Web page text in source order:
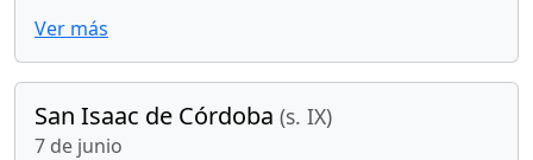
Ver más
San Isaac de Córdoba (s. IX)
7 de junio